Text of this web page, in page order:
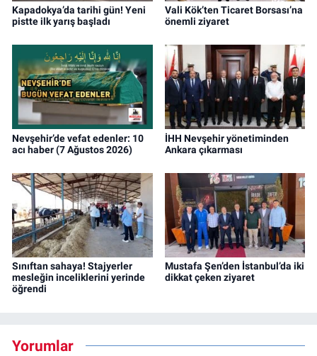
Kapadokya’da tarihi gün! Yeni
pistte ilk yarış başladı
Vali Kök’ten Ticaret Borsası’na
önemli ziyaret
Nevşehir’de vefat edenler: 10
acı haber (7 Ağustos 2026)
İHH Nevşehir yönetiminden
Ankara çıkarması
Sınıftan sahaya! Stajyerler
mesleğin inceliklerini yerinde
öğrendi
Mustafa Şen’den İstanbul’da iki
dikkat çeken ziyaret
Yorumlar